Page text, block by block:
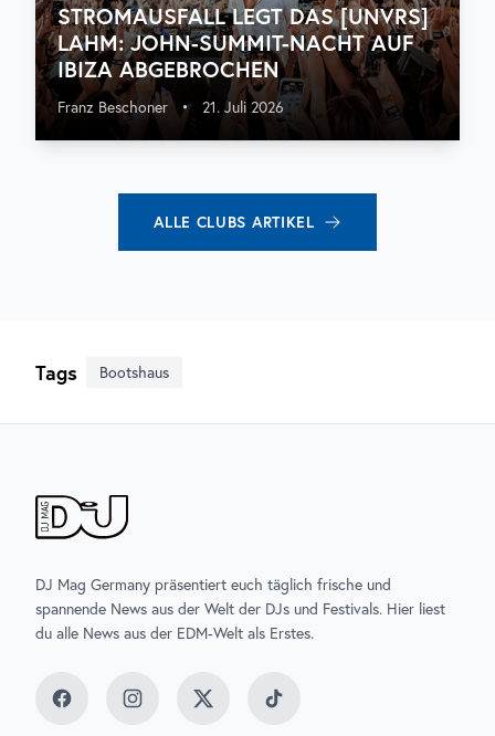
STROMAUSFALL LEGT DAS [UNVRS]
LAHM: JOHN-SUMMIT-NACHT AUF
IBIZA ABGEBROCHEN
Franz Beschoner • 21. Juli 2026
ALLE CLUBS ARTIKEL
Tags Bootshaus
DJ Mag Germany präsentiert euch täglich frische und
spannende News aus der Welt der DJs und Festivals. Hier liest
du alle News aus der EDM-Welt als Erstes.
FacebookInstagramTwitter TikTok